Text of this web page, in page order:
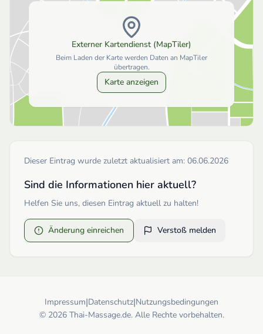
Externer Kartendienst (MapTiler)
Beim Laden der Karte werden Daten an MapTiler
übertragen.
Karte anzeigen
Dieser Eintrag wurde zuletzt aktualisiert am: 06.06.2026
Sind die Informationen hier aktuell?
Helfen Sie uns, diesen Eintrag aktuell zu halten!
Änderung einreichen Verstoß melden
Impressum|Datenschutz|Nutzungsbedingungen
© 2026 Thai-Massage.de. Alle Rechte vorbehalten.